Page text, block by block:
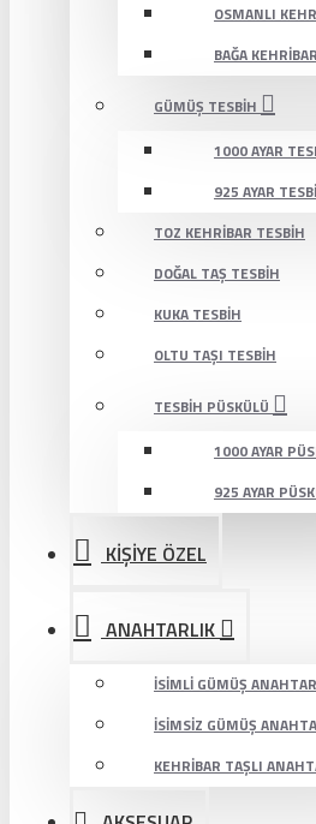
OSMANLI
BAĞA
GÜMÜŞ TESBIH
1000 AYAR
925 AYAR
TOZ KEHRIBAR TESBIH
DOĞAL TAŞ TESBIH
KUKA TESBIH
OLTU TAŞI TESBIH
TESBIH PÜSKÜLÜ
1000 AYAR
925 AYAR
KİŞİYE ÖZEL
ANAHTARLIK
İSIMLI GÜMÜŞ
İSIMSIZ GÜMÜŞ
KEHRIBAR TAŞLI